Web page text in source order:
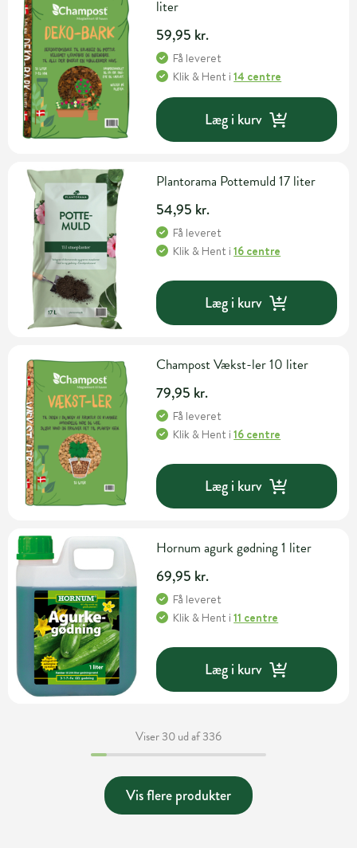
liter
59,95 kr.
Få leveret
Klik & Hent i14 centre
Læg i kurv
Plantorama Pottemuld 17 liter
54,95 kr.
Få leveret
Klik & Hent i16 centre
Læg i kurv
Champost Vækst-ler 10 liter
79,95 kr.
Få leveret
Klik & Hent i16 centre
Læg i kurv
Hornum agurk gødning 1 liter
69,95 kr.
Få leveret
Klik & Hent i11 centre
Læg i kurv
Viser 30 ud af 336
Vis flere produkter